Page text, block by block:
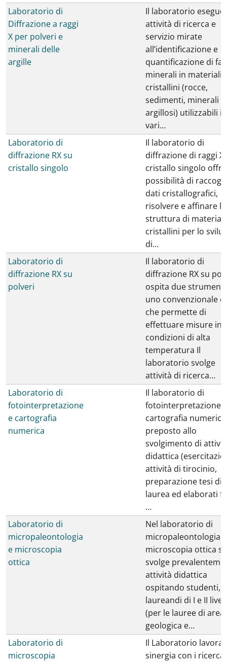
Laboratorio di
Diffrazione a raggi
X per polveri e
minerali delle
argille
Il laboratorio esegue
attività di ricerca e
servizio mirate
all’identificazione e
quantificazione di
minerali in materiali
cristallini (rocce,
sedimenti, minerali
argillosi) utilizzabili in
vari…
Laboratorio di
diffrazione RX su
cristallo singolo
Il laboratorio di
diffrazione di raggi X
cristallo singolo
possibilità di
dati cristallografici,
risolvere e affinare la
struttura di materiali
cristallini per lo
di…
Laboratorio di
diffrazione RX su
polveri
Il laboratorio di
diffrazione RX su
ospita due strumenti
uno convenzionale
che permette di
effettuare misure in
condizioni di alta
temperatura Il
laboratorio svolge
attività di ricerca…
Laboratorio di
fotointerpretazione
e cartografia
numerica
Il laboratorio di
fotointerpretazione e
cartografia
preposto allo
svolgimento di
didattica
attività di tirocinio,
preparazione tesi di
laurea ed elaborati
…
Laboratorio di
micropaleontologia
e microscopia
ottica
Nel laboratorio di
micropaleontologia e
microscopia ottica si
svolge
attività didattica
ospitando studenti,
laureandi di I e II
(per le lauree di area
geologica e…
Laboratorio di
microscopia
Il Laboratorio lavora
sinergia con i